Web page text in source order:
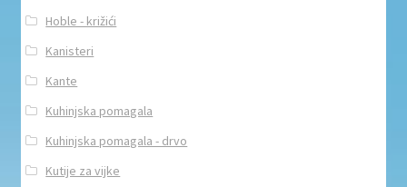
Hoble - križići
Kanisteri
Kante
Kuhinjska pomagala
Kuhinjska pomagala - drvo
Kutije za vijke